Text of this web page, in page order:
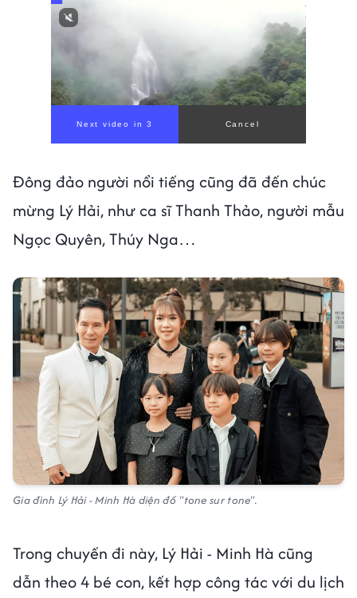
Next video in 1 Cancel
Đông đảo người nổi tiếng cũng đã đến chúc
mừng Lý Hải, như ca sĩ Thanh Thảo, người mẫu
Ngọc Quyên, Thúy Nga…
Gia đình Lý Hải - Minh Hà diện đồ "tone sur tone".
Trong chuyến đi này, Lý Hải - Minh Hà cũng
dẫn theo 4 bé con, kết hợp công tác với du lịch